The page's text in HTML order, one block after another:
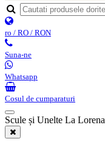
ro / RO / RON
Suna-ne
Whatsapp
Cosul de cumparaturi
Scule și Unelte La Lorena